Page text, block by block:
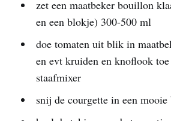
zet een maatbeker bouillon
en een blokje) 300-500 ml
doe tomaten uit blik in
en evt kruiden en knoflook
staafmixer
snij de courgette in een mooie